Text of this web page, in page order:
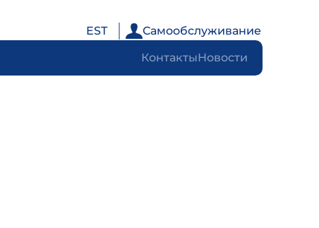
EST
Самообслуживание
КонтактыНовости